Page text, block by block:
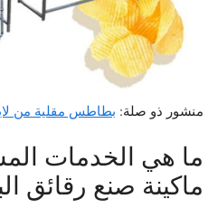
ذو صلة:بطاطس مقلية من
هي الخدمات
صنع رقائق